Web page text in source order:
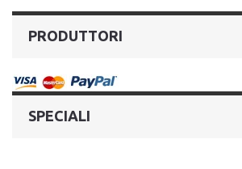
PRODUTTORI
SPECIALI